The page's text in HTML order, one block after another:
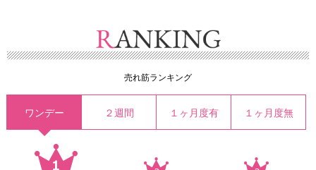
売れ筋ランキング
ワンデー ２週間 １ヶ月度有 １ヶ月度無